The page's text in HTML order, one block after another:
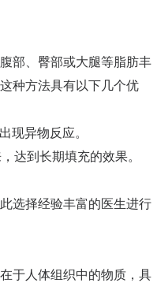
部、臀部或大腿等脂肪丰
种方法具有以下几个优
现异物反应。
达到长期填充的效果。
选择经验丰富的医生进行
于人体组织中的物质，具